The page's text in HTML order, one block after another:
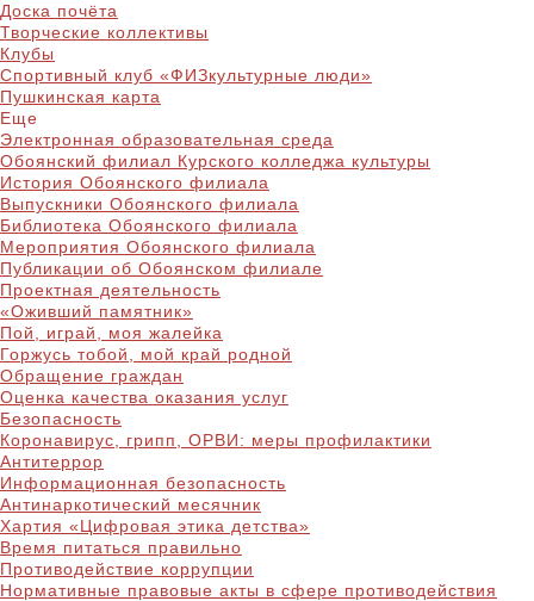
Доска почёта
Творческие коллективы
Клубы
Спортивный клуб «ФИЗкультурные люди»
Пушкинская карта
Еще
Электронная образовательная среда
Обоянский филиал Курского колледжа культуры
История Обоянского филиала
Выпускники Обоянского филиала
Библиотека Обоянского филиала
Мероприятия Обоянского филиала
Публикации об Обоянском филиале
Проектная деятельность
«Оживший памятник»
Пой, играй, моя жалейка
Горжусь тобой, мой край родной
Обращение граждан
Оценка качества оказания услуг
Безопасность
Коронавирус, грипп, ОРВИ: меры профилактики
Антитеррор
Информационная безопасность
Антинаркотический месячник
Хартия «Цифровая этика детства»
Время питаться правильно
Противодействие коррупции
Нормативные правовые акты в сфере противодействия